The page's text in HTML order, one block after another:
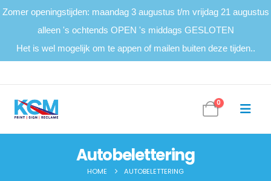
Zomer openingstijden: maandag 3 augustus t/m vrijdag 21 augustus
alleen 's ochtends OPEN 's middags GESLOTEN
Het is wel mogelijk om te appen of mailen buiten deze tijden..
0
Autobelettering
HOME AUTOBELETTERING